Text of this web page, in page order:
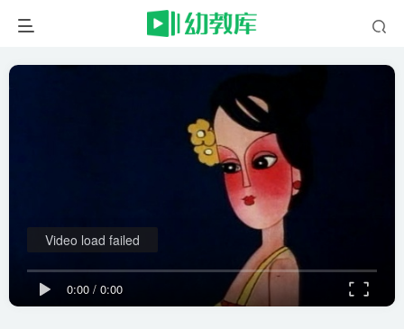
0:00 / 0:00
Video load failed